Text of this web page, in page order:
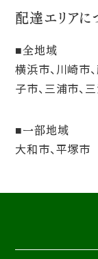
配達エリアに
全地域
横浜市、川崎市
子市、三浦市、
一部地域
大和市、平塚市